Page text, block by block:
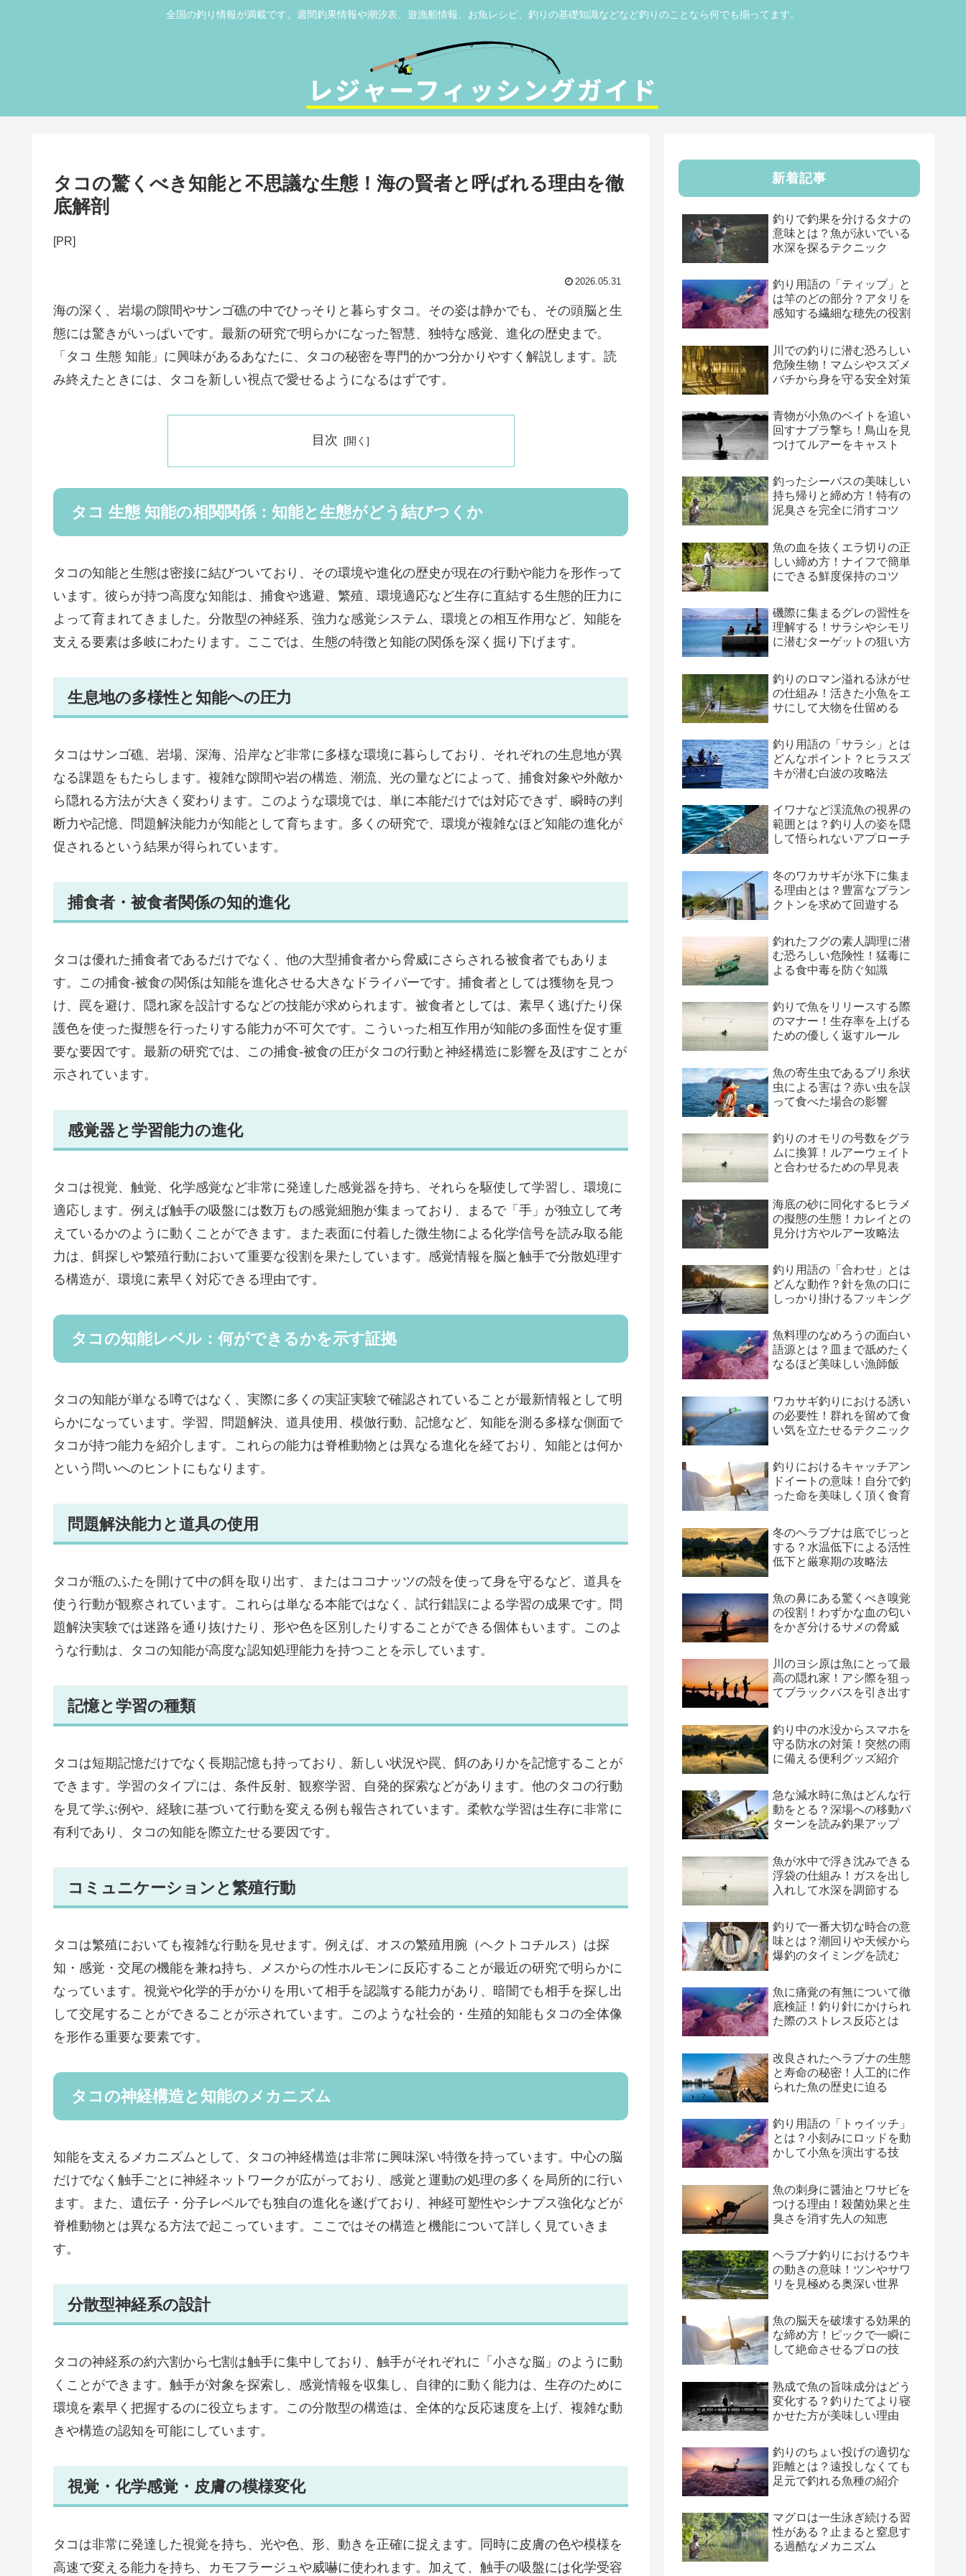
全国の釣り情報が満載です。週間釣果情報や潮汐表、遊漁船情報、お魚レシピ、釣りの基礎知識などなど釣りのことなら何でも揃ってます。
タコの驚くべき知能と不思議な生態！海の賢者と呼ばれる理由を徹
底解剖
[PR]
2026.05.31
海の深く、岩場の隙間やサンゴ礁の中でひっそりと暮らすタコ。その姿は静かでも、その頭脳と生
態には驚きがいっぱいです。最新の研究で明らかになった智慧、独特な感覚、進化の歴史まで。
「タコ 生態 知能」に興味があるあなたに、タコの秘密を専門的かつ分かりやすく解説します。読
み終えたときには、タコを新しい視点で愛せるようになるはずです。
目次
タコ 生態 知能の相関関係：知能と生態がどう結びつくか
タコの知能と生態は密接に結びついており、その環境や進化の歴史が現在の行動や能力を形作って
います。彼らが持つ高度な知能は、捕食や逃避、繁殖、環境適応など生存に直結する生態的圧力に
よって育まれてきました。分散型の神経系、強力な感覚システム、環境との相互作用など、知能を
支える要素は多岐にわたります。ここでは、生態の特徴と知能の関係を深く掘り下げます。
生息地の多様性と知能への圧力
タコはサンゴ礁、岩場、深海、沿岸など非常に多様な環境に暮らしており、それぞれの生息地が異
なる課題をもたらします。複雑な隙間や岩の構造、潮流、光の量などによって、捕食対象や外敵か
ら隠れる方法が大きく変わります。このような環境では、単に本能だけでは対応できず、瞬時の判
断力や記憶、問題解決能力が知能として育ちます。多くの研究で、環境が複雑なほど知能の進化が
促されるという結果が得られています。
捕食者・被食者関係の知的進化
タコは優れた捕食者であるだけでなく、他の大型捕食者から脅威にさらされる被食者でもありま
す。この捕食-被食の関係は知能を進化させる大きなドライバーです。捕食者としては獲物を見つ
け、罠を避け、隠れ家を設計するなどの技能が求められます。被食者としては、素早く逃げたり保
護色を使った擬態を行ったりする能力が不可欠です。こういった相互作用が知能の多面性を促す重
要な要因です。最新の研究では、この捕食-被食の圧がタコの行動と神経構造に影響を及ぼすことが
示されています。
感覚器と学習能力の進化
タコは視覚、触覚、化学感覚など非常に発達した感覚器を持ち、それらを駆使して学習し、環境に
適応します。例えば触手の吸盤には数万もの感覚細胞が集まっており、まるで「手」が独立して考
えているかのように動くことができます。また表面に付着した微生物による化学信号を読み取る能
力は、餌探しや繁殖行動において重要な役割を果たしています。感覚情報を脳と触手で分散処理す
る構造が、環境に素早く対応できる理由です。
タコの知能レベル：何ができるかを示す証拠
タコの知能が単なる噂ではなく、実際に多くの実証実験で確認されていることが最新情報として明
らかになっています。学習、問題解決、道具使用、模倣行動、記憶など、知能を測る多様な側面で
タコが持つ能力を紹介します。これらの能力は脊椎動物とは異なる進化を経ており、知能とは何か
という問いへのヒントにもなります。
問題解決能力と道具の使用
タコが瓶のふたを開けて中の餌を取り出す、またはココナッツの殻を使って身を守るなど、道具を
使う行動が観察されています。これらは単なる本能ではなく、試行錯誤による学習の成果です。問
題解決実験では迷路を通り抜けたり、形や色を区別したりすることができる個体もいます。このよ
うな行動は、タコの知能が高度な認知処理能力を持つことを示しています。
記憶と学習の種類
タコは短期記憶だけでなく長期記憶も持っており、新しい状況や罠、餌のありかを記憶することが
できます。学習のタイプには、条件反射、観察学習、自発的探索などがあります。他のタコの行動
を見て学ぶ例や、経験に基づいて行動を変える例も報告されています。柔軟な学習は生存に非常に
有利であり、タコの知能を際立たせる要因です。
コミュニケーションと繁殖行動
タコは繁殖においても複雑な行動を見せます。例えば、オスの繁殖用腕（ヘクトコチルス）は探
知・感覚・交尾の機能を兼ね持ち、メスからの性ホルモンに反応することが最近の研究で明らかに
なっています。視覚や化学的手がかりを用いて相手を認識する能力があり、暗闇でも相手を探し出
して交尾することができることが示されています。このような社会的・生殖的知能もタコの全体像
を形作る重要な要素です。
タコの神経構造と知能のメカニズム
知能を支えるメカニズムとして、タコの神経構造は非常に興味深い特徴を持っています。中心の脳
だけでなく触手ごとに神経ネットワークが広がっており、感覚と運動の処理の多くを局所的に行い
ます。また、遺伝子・分子レベルでも独自の進化を遂げており、神経可塑性やシナプス強化などが
脊椎動物とは異なる方法で起こっています。ここではその構造と機能について詳しく見ていきま
す。
分散型神経系の設計
タコの神経系の約六割から七割は触手に集中しており、触手がそれぞれに「小さな脳」のように動
くことができます。触手が対象を探索し、感覚情報を収集し、自律的に動く能力は、生存のために
環境を素早く把握するのに役立ちます。この分散型の構造は、全体的な反応速度を上げ、複雑な動
きや構造の認知を可能にしています。
視覚・化学感覚・皮膚の模様変化
タコは非常に発達した視覚を持ち、光や色、形、動きを正確に捉えます。同時に皮膚の色や模様を
高速で変える能力を持ち、カモフラージュや威嚇に使われます。加えて、触手の吸盤には化学受容
新着記事
釣りで釣果を分けるタナの
意味とは？魚が泳いでいる
水深を探るテクニック
釣り用語の「ティップ」と
は竿のどの部分？アタリを
感知する繊細な穂先の役割
川での釣りに潜む恐ろしい
危険生物！マムシやスズメ
バチから身を守る安全対策
青物が小魚のベイトを追い
回すナブラ撃ち！鳥山を見
つけてルアーをキャスト
釣ったシーバスの美味しい
持ち帰りと締め方！特有の
泥臭さを完全に消すコツ
魚の血を抜くエラ切りの正
しい締め方！ナイフで簡単
にできる鮮度保持のコツ
磯際に集まるグレの習性を
理解する！サラシやシモリ
に潜むターゲットの狙い方
釣りのロマン溢れる泳がせ
の仕組み！活きた小魚をエ
サにして大物を仕留める
釣り用語の「サラシ」とは
どんなポイント？ヒラスズ
キが潜む白波の攻略法
イワナなど渓流魚の視界の
範囲とは？釣り人の姿を隠
して悟られないアプローチ
冬のワカサギが氷下に集ま
る理由とは？豊富なプラン
クトンを求めて回遊する
釣れたフグの素人調理に潜
む恐ろしい危険性！猛毒に
よる食中毒を防ぐ知識
釣りで魚をリリースする際
のマナー！生存率を上げる
ための優しく返すルール
魚の寄生虫であるブリ糸状
虫による害は？赤い虫を誤
って食べた場合の影響
釣りのオモリの号数をグラ
ムに換算！ルアーウェイト
と合わせるための早見表
海底の砂に同化するヒラメ
の擬態の生態！カレイとの
見分け方やルアー攻略法
釣り用語の「合わせ」とは
どんな動作？針を魚の口に
しっかり掛けるフッキング
魚料理のなめろうの面白い
語源とは？皿まで舐めたく
なるほど美味しい漁師飯
ワカサギ釣りにおける誘い
の必要性！群れを留めて食
い気を立たせるテクニック
釣りにおけるキャッチアン
ドイートの意味！自分で釣
った命を美味しく頂く食育
冬のヘラブナは底でじっと
する？水温低下による活性
低下と厳寒期の攻略法
魚の鼻にある驚くべき嗅覚
の役割！わずかな血の匂い
をかぎ分けるサメの脅威
川のヨシ原は魚にとって最
高の隠れ家！アシ際を狙っ
てブラックバスを引き出す
釣り中の水没からスマホを
守る防水の対策！突然の雨
に備える便利グッズ紹介
急な減水時に魚はどんな行
動をとる？深場への移動パ
ターンを読み釣果アップ
魚が水中で浮き沈みできる
浮袋の仕組み！ガスを出し
入れして水深を調節する
釣りで一番大切な時合の意
味とは？潮回りや天候から
爆釣のタイミングを読む
魚に痛覚の有無について徹
底検証！釣り針にかけられ
た際のストレス反応とは
改良されたヘラブナの生態
と寿命の秘密！人工的に作
られた魚の歴史に迫る
釣り用語の「トゥイッチ」
とは？小刻みにロッドを動
かして小魚を演出する技
魚の刺身に醤油とワサビを
つける理由！殺菌効果と生
臭さを消す先人の知恵
ヘラブナ釣りにおけるウキ
の動きの意味！ツンやサワ
リを見極める奥深い世界
魚の脳天を破壊する効果的
な締め方！ピックで一瞬に
して絶命させるプロの技
熟成で魚の旨味成分はどう
変化する？釣りたてより寝
かせた方が美味しい理由
釣りのちょい投げの適切な
距離とは？遠投しなくても
足元で釣れる魚種の紹介
マグロは一生泳ぎ続ける習
性がある？止まると窒息す
る過酷なメカニズム